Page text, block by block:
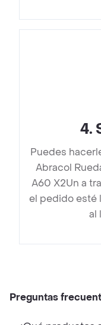
4.
Puedes
Abracol
A60 X2Un a
el pedido esté
al
Preguntas